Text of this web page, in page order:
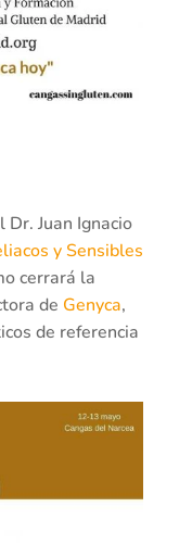
Juan Ignacio
y Sensibles
cerrará la
de Genyca,
de referencia